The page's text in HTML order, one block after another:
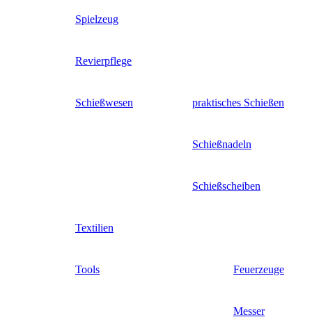
Spielzeug
Revierpflege
Schießwesen praktisches Schießen
Schießnadeln
Schießscheiben
Textilien
Tools Feuerzeuge
Messer